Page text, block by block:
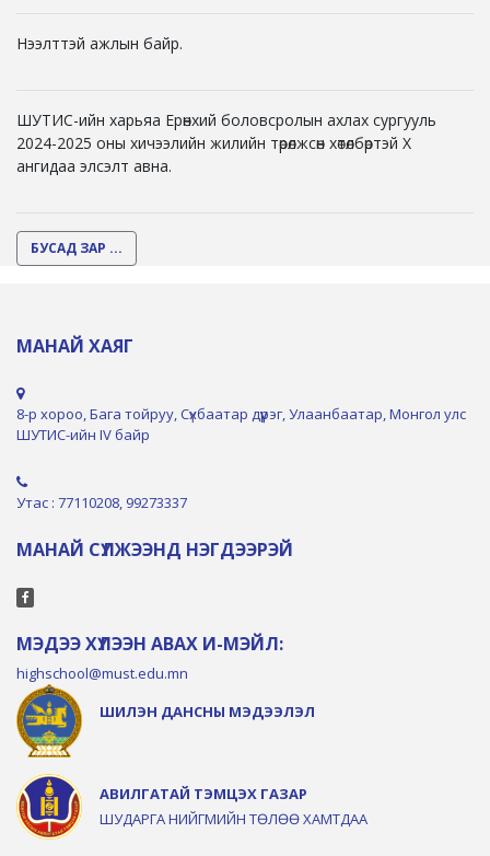
Нээлттэй ажлын байр.
ШУТИС-ийн харьяа Ерөнхий боловсролын ахлах сургууль
2024-2025 оны хичээлийн жилийн төрөлжсөн хөтөлбөртэй X
ангидаа элсэлт авна.
БУСАД ЗАР ...
МАНАЙ ХАЯГ
8-р хороо, Бага тойруу, Сүхбаатар дүүрэг, Улаанбаатар, Монгол улс
ШУТИС-ийн IV байр
Утас : 77110208, 99273337
МАНАЙ СҮЛЖЭЭНД НЭГДЭЭРЭЙ
МЭДЭЭ ХҮЛЭЭН АВАХ И-МЭЙЛ:
highschool@must.edu.mn
ШИЛЭН ДАНСНЫ МЭДЭЭЛЭЛ
АВИЛГАТАЙ ТЭМЦЭХ ГАЗАР
ШУДАРГА НИЙГМИЙН ТӨЛӨӨ ХАМТДАА